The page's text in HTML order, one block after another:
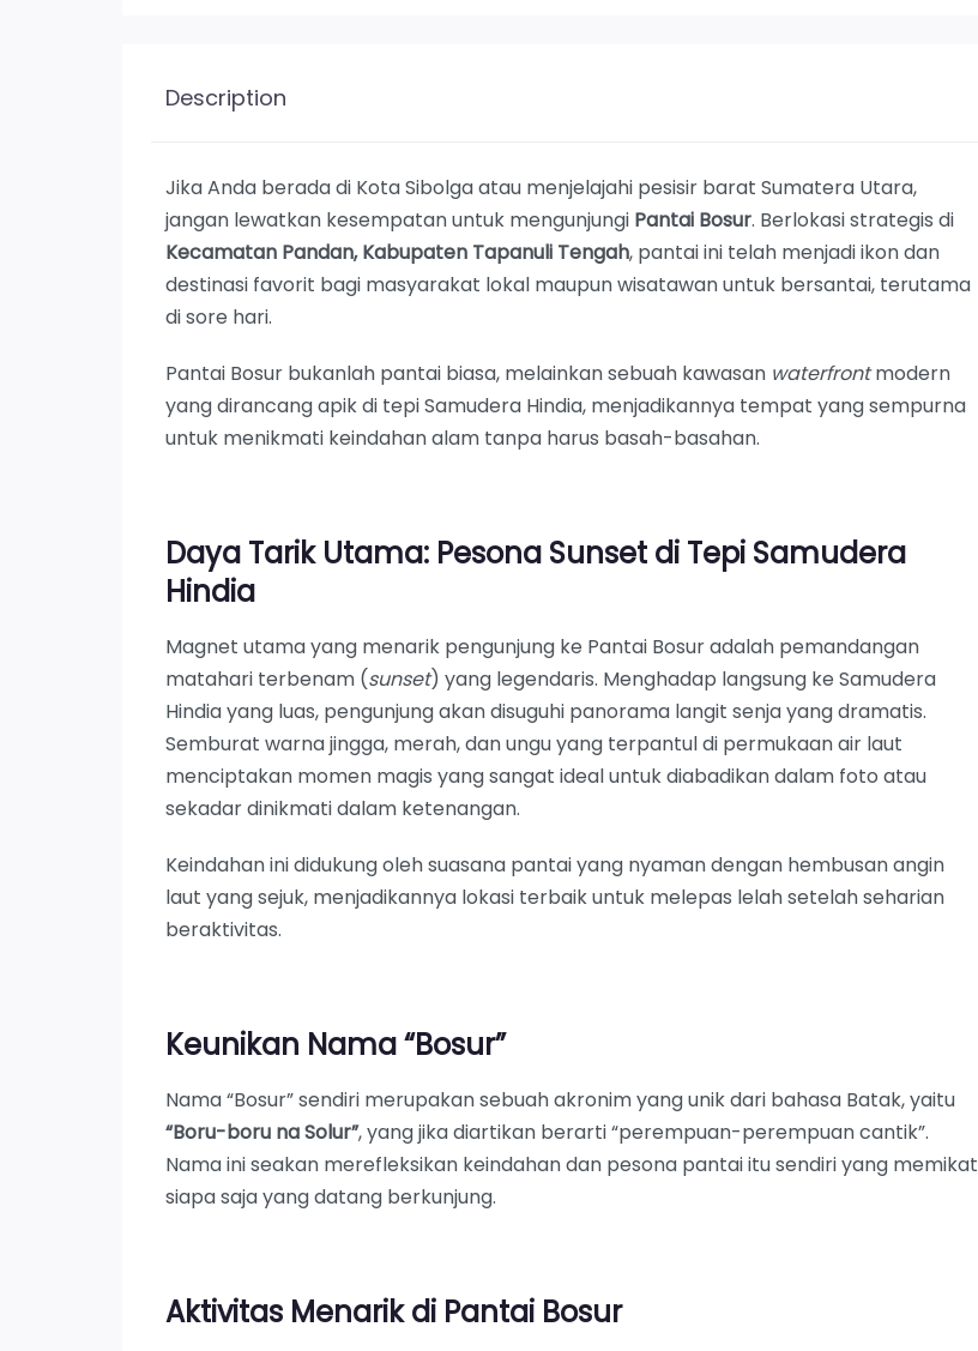
Description
Jika Anda berada di Kota Sibolga atau menjelajahi pesisir barat Sumatera Utara,
jangan lewatkan kesempatan untuk mengunjungi Pantai Bosur. Berlokasi strategis di
Kecamatan Pandan, Kabupaten Tapanuli Tengah, pantai ini telah menjadi ikon dan
destinasi favorit bagi masyarakat lokal maupun wisatawan untuk bersantai, terutama
di sore hari.
Pantai Bosur bukanlah pantai biasa, melainkan sebuah kawasan waterfrontmodern
yang dirancang apik di tepi Samudera Hindia, menjadikannya tempat yang sempurna
untuk menikmati keindahan alam tanpa harus basah-basahan.
Daya Tarik Utama: Pesona Sunset di Tepi Samudera
Hindia
Magnet utama yang menarik pengunjung ke Pantai Bosur adalah pemandangan
matahari terbenam (sunset) yang legendaris. Menghadap langsung ke Samudera
Hindia yang luas, pengunjung akan disuguhi panorama langit senja yang dramatis.
Semburat warna jingga, merah, dan ungu yang terpantul di permukaan air laut
menciptakan momen magis yang sangat ideal untuk diabadikan dalam foto atau
sekadar dinikmati dalam ketenangan.
Keindahan ini didukung oleh suasana pantai yang nyaman dengan hembusan angin
laut yang sejuk, menjadikannya lokasi terbaik untuk melepas lelah setelah seharian
beraktivitas.
Keunikan Nama “Bosur”
Nama “Bosur” sendiri merupakan sebuah akronim yang unik dari bahasa Batak, yaitu
“Boru-boru na Solur”, yang jika diartikan berarti “perempuan-perempuan cantik”.
Nama ini seakan merefleksikan keindahan dan pesona pantai itu sendiri yang memikat
siapa saja yang datang berkunjung.
Aktivitas Menarik di Pantai Bosur